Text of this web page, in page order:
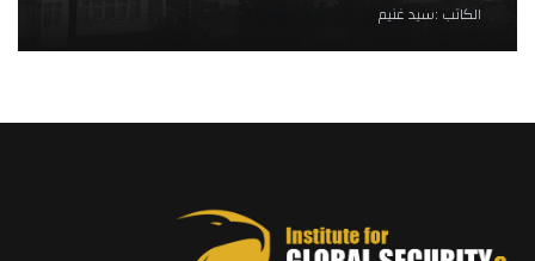
الكاتب :سيد غنيم